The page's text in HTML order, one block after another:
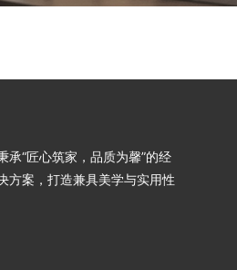
“匠心筑家，品质为馨”的经
方案，打造兼具美学与实用性